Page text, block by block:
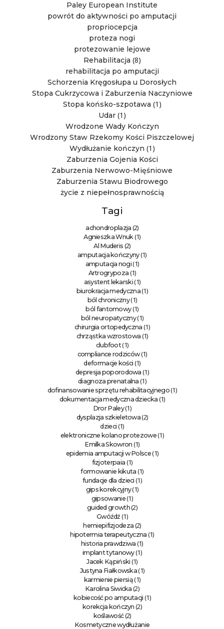
Paley European Institute
powrót do aktywności po amputacji
propriocepcja
proteza nogi
protezowanie lejowe
Rehabilitacja (8)
rehabilitacja po amputacji
Schorzenia Kręgosłupa u Dorosłych
Stopa Cukrzycowa i Zaburzenia Naczyniowe
Stopa końsko-szpotawa (1)
Udar(1)
Wrodzone Wady Kończyn
Wrodzony Staw Rzekomy Kości Piszczelowej
Wydłużanie kończyn (1)
Zaburzenia Gojenia Kości
Zaburzenia Nerwowo-Mięśniowe
Zaburzenia Stawu Biodrowego
życie z niepełnosprawnością
Tagi
achondroplazja (2)
Agnieszka Wnuk(1)
Al Muderis (2)
amputacja kończyny(1)
amputacja nogi (1)
Artrogrypoza (1)
asystent lekarski(1)
biurokracja medyczna(1)
ból chroniczny(1)
ból fantomowy(1)
ból neuropatyczny(1)
chirurgia ortopedyczna (1)
chrząstka wzrostowa (1)
clubfoot(1)
compliance rodziców(1)
deformacje kości (1)
depresja poporodowa (1)
diagnoza prenatalna (1)
dofinansowanie sprzętu rehabilitacyjnego(1)
dokumentacja medyczna dziecka (1)
Dror Paley(1)
dysplazja szkieletowa (2)
dzieci (1)
elektroniczne kolano protezowe(1)
Emilka Skowron (1)
epidemia amputacji w Polsce(1)
fizjoterpaia (1)
formowanie kikuta (1)
fundacje dla dzieci (1)
gips korekcyjny(1)
gipsowanie(1)
guided growth(2)
Gwóźdź (1)
hemiepifizjodeza (2)
hipotermia terapeutyczna (1)
historia prawdziwa (1)
implant tytanowy(1)
Jacek Kąpiński (1)
Justyna Fiałkowska (1)
karmienie piersią(1)
Karolina Siwicka (2)
kobiecość po amputacji (1)
korekcja kończyn (2)
koślawość(2)
Kosmetyczne wydłużanie